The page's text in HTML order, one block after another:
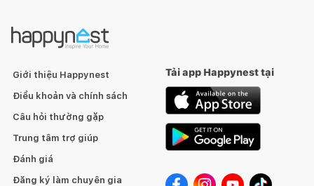
Giới thiệu Happynest
Điều khoản và chính sách
Câu hỏi thường gặp
Trung tâm trợ giúp
Đánh giá
Đăng ký làm chuyên gia
Tải app Happynest tại